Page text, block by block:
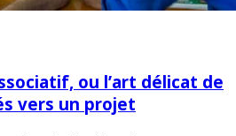
ou l’art délicat de
vers un projet